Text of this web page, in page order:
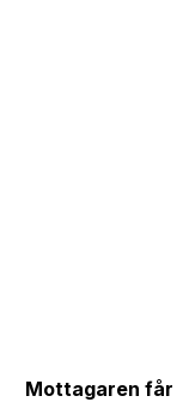
Mottagaren får